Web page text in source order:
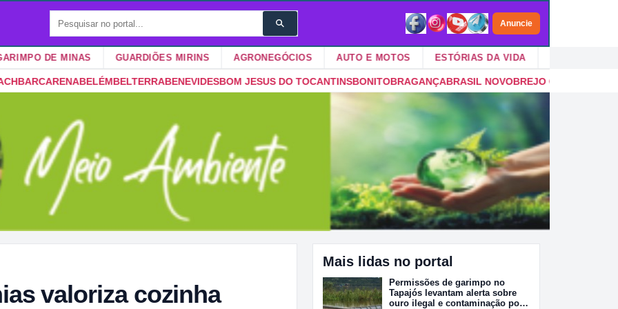
Anuncie
DE MINAS GUARDIÕES MIRINS AGRONEGÓCIOS AUTO E MOTOS ESTÓRIAS DA VIDA VIDA NO CAMPO
BENEVIDESBOM JESUS DO TOCANTINSBONITOBRAGANÇABRASIL NOVOBREJO GRANDE DO ARAGUAIABREU BRANCO
valoriza cozinha
Mais lidas no portal
Permissões de garimpo no
Tapajós levantam alerta sobre
ouro ilegal e contaminação por